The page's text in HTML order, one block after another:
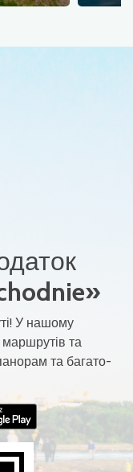
У нашому
маршрутів та
та багато-